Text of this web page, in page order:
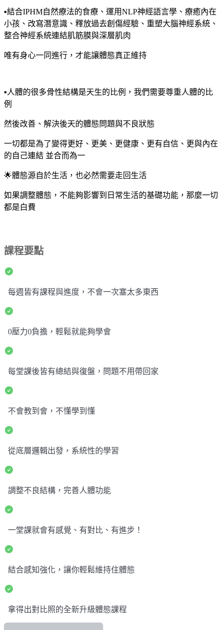
▪️結合IPHM自然療法的食療、運用NLP神經語言學、療癒內在
小孩、改寫潛意識、釋放過去創傷經驗、重塑大腦神經系統、
整合神經系統連結肌筋膜與深層肌肉
唯有身心一同進行，才能讓體態真正維持
▪️人體的很多骨性結構是天生的比例，我們需要尊重人體的比
例
然後改善、解決後天的體態問題與不良狀態
一切都是為了變得更好、更美、更健康、更有自信、更與內在
的自己連結 並合而為一
🌟體態源自於生活，也必然需要走回生活
如果調整體態，不能夠影響到日常生活的基礎功能，那麼一切
都是白費
課程要點
每週皆有課程與進度，不會一次塞太多東西
0壓力0負擔，輕鬆就能夠學會
每堂課後皆有總結與復盤，問題不用帶回家
不會教到會，不懂學到懂
從底層邏輯出發，系統性的學習
調整不良結構，完善人體功能
一堂課就會有感覺、有對比、有進步！
結合感知強化，讓你輕鬆維持住體態
拿得出對比照的全新升級體態課程